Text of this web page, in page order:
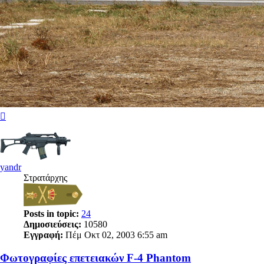
yandr
Στρατάρχης
Posts in topic: 24
Δημοσιεύσεις: 10580
Εγγραφή: Πέμ Οκτ 02, 2003 6:55 am
Φωτογραφίες επετειακών F-4 Phantom